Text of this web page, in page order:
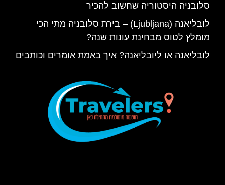
סלובניה היסטוריה שחשוב להכיר
לובליאנה (Ljubljana) – בירת סלובניה מתי הכי
מומלץ לטוס מבחינת עונות שנה?
לובליאנה או ליובליאנה? איך באמת אומרים וכותבים